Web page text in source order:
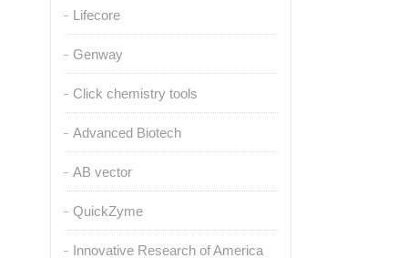
Lifecore
Genway
Click chemistry tools
Advanced Biotech
AB vector
QuickZyme
Innovative Research of America